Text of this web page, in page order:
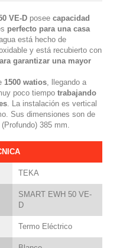
VE-D posee capacidad
perfecto para una casa
está hecho de
y está recubierto con
garantizar una mayor
1500 watios, llegando a
poco tiempo trabajando
. La instalación es vertical
Sus dimensiones son de
385 mm.
TEKA
SMART EWH 50 VE-
D
Termo Eléctrico